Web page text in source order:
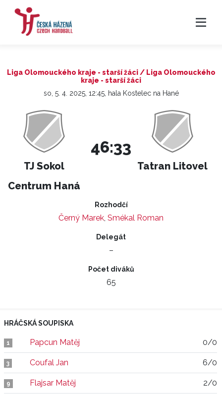
Liga Olomouckého kraje - starší žáci / Liga Olomouckého
kraje - starší žáci
so, 5. 4. 2025, 12:45, hala Kostelec na Hané
TJ Sokol
Centrum Haná
46:33
Tatran Litovel
Rozhodčí
Černý Marek, Smékal Roman
Delegát
–
Počet diváků
65
HRÁČSKÁ SOUPISKA
1 Papcun Matěj 0/0
3 Coufal Jan 6/0
9 Flajsar Matěj 2/0